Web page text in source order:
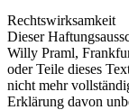
Rechtswirksamkeit
Dieser
Willy Praml,
oder Teile dieses
nicht mehr
Erklärung davon